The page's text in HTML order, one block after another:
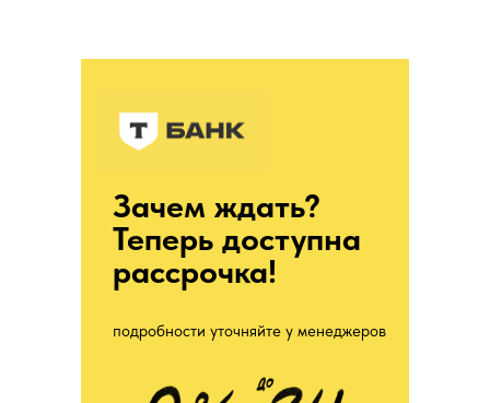
Зачем ждать?
Теперь доступна
рассрочка!
подробности уточняйте у менеджеров